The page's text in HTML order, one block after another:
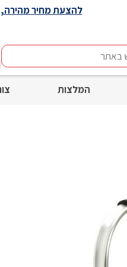
המלצות
להצעת מחיר מהירה,